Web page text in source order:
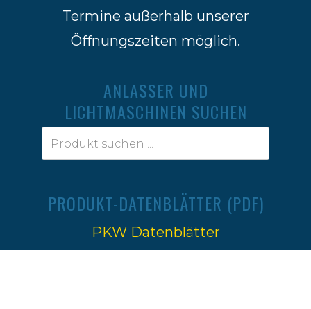
Termine außerhalb unserer
Öffnungszeiten möglich.
ANLASSER UND
LICHTMASCHINEN SUCHEN
PRODUKT-DATENBLÄTTER (PDF)
PKW Datenblätter